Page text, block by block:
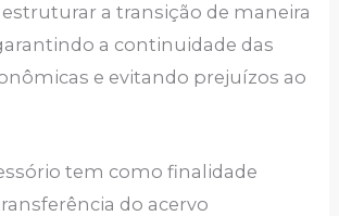
a transição de maneira
a continuidade das
e evitando prejuízos ao
tem como finalidade
do acervo